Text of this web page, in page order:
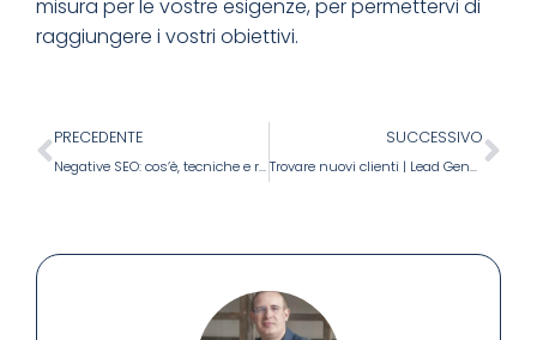
misura per le vostre esigenze, per permettervi di
raggiungere i vostri obiettivi.
PRECEDENTE
Negative SEO: cos’è, tecniche e rimedi per difendersi
SUCCESSIVO
Trovare nuovi clienti | Lead Generation B2B: le strategie più efficaci